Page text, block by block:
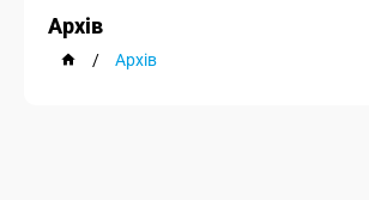
Архів
/ Архів